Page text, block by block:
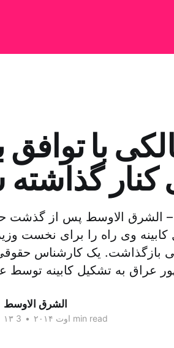
مالکی با
کنار
وی راه را برای نخست
بازگذاشت. یک کارشناس
الشرق الاوسط
۱۳ اوت ۲۰۱۴ • 3 min read